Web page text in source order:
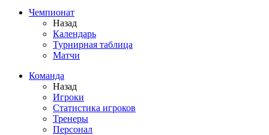
Чемпионат
Назад
Календарь
Турнирная таблица
Матчи
Команда
Назад
Игроки
Статистика игроков
Тренеры
Персонал